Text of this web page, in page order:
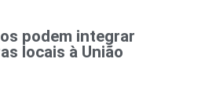
podem integrar
locais à União